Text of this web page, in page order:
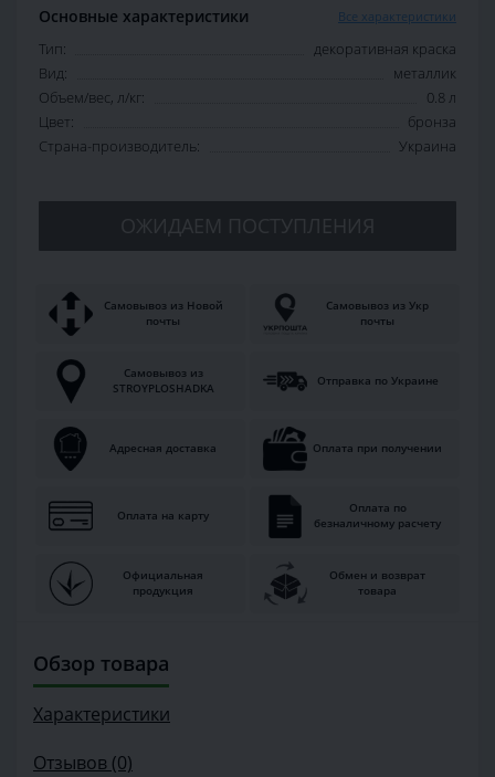
Основные характеристики Все характеристики
Тип:
декоративная краска
Вид:
металлик
Объем/вес, л/кг:
0.8 л
Цвет:
бронза
Страна-производитель:
Украина
ОЖИДАЕМ ПОСТУПЛЕНИЯ
Самовывоз из Новой
почты
Самовывоз из Укр
почты
Самовывоз из
STROYPLOSHADKA
Отправка по Украине
Адресная доставка Оплата при получении
Оплата на карту
Оплата по
безналичному расчету
Официальная
продукция
Обмен и возврат
товара
Обзор товара
Характеристики
Отзывов (0)